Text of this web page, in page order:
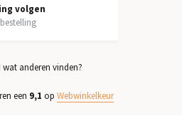
volgen
wat anderen vinden?
een 9,1 op Webwinkelkeur